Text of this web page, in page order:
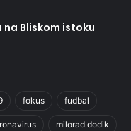
Bliskom istoku
fokus fudbal
milorad dodik